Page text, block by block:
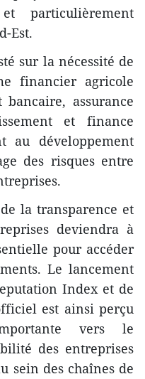
particulièrement
Est.
sur la nécessité de
financier agricole
assurance
et finance
au développement
des risques entre
la transparence et
deviendra à
pour accéder
Le lancement
Index et de
est ainsi perçu
vers le
des entreprises
sein des chaînes de